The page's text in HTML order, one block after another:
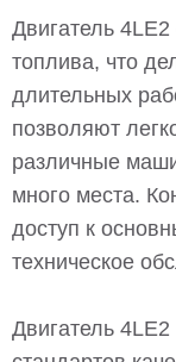
Двигатель
топлива, что
длительных
позволяют
различные
много места.
доступ к
техническое
Двигатель